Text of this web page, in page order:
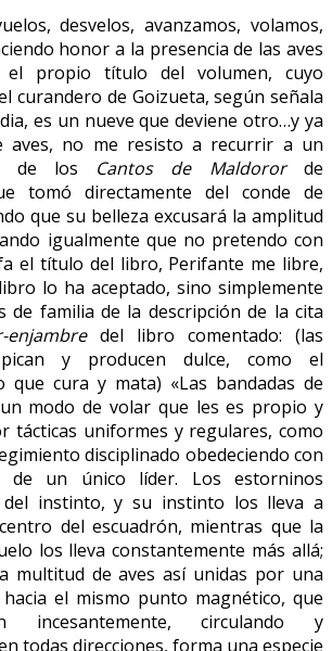
desvelos, avanzamos, volamos,
honor a la presencia de las aves
el propio título del volumen, cuyo
curandero de Goizueta, según señala
es un nueve que deviene otro…y ya
aves, no me resisto a recurrir a un
de los Cantos de Maldororde
tomó directamente del conde de
que su belleza excusará la amplitud
igualmente que no pretendo con
el título del libro, Perifante me libre,
lo ha aceptado, sino simplemente
de familia de la descripción de la cita
enjambredel libro comentado: (las
y producen dulce, como el
que cura y mata) «Las bandadas de
modo de volar que les es propio y
tácticas uniformes y regulares, como
disciplinado obedeciendo con
de un único líder. Los estorninos
del instinto, y su instinto los lleva a
del escuadrón, mientras que la
los lleva constantemente más allá;
multitud de aves así unidas por una
el mismo punto magnético, que
circulando y
todas direcciones, forma una especie